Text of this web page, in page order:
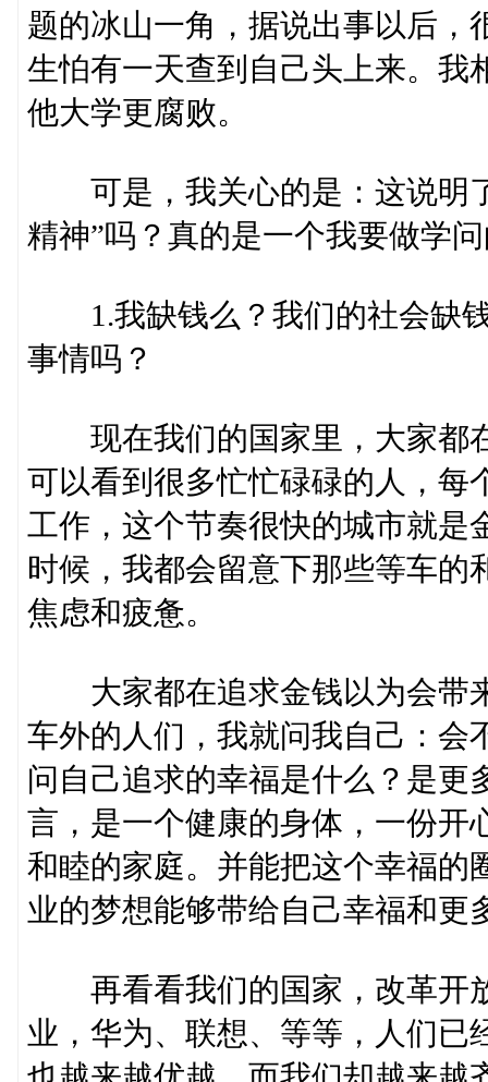
题的冰山一角，据说出事以后，
生怕有一天查到自己头上来。我
他大学更腐败。
可是，我关心的是：这说明
精神”吗？真的是一个我要做学
1.我缺钱么？我们的社会缺钱
事情吗？
现在我们的国家里，大家都
可以看到很多忙忙碌碌的人，每
工作，这个节奏很快的城市就是
时候，我都会留意下那些等车的
焦虑和疲惫。
大家都在追求金钱以为会带
车外的人们，我就问我自己：会
问自己追求的幸福是什么？是更
言，是一个健康的身体，一份开
和睦的家庭。并能把这个幸福的
业的梦想能够带给自己幸福和更
再看看我们的国家，改革开
业，华为、联想、等等，人们已